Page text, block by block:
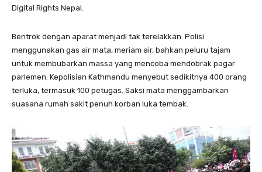
Digital Rights Nepal.
Bentrok dengan aparat menjadi tak terelakkan. Polisi
menggunakan gas air mata, meriam air, bahkan peluru tajam
untuk membubarkan massa yang mencoba mendobrak pagar
parlemen. Kepolisian Kathmandu menyebut sedikitnya 400 orang
terluka, termasuk 100 petugas. Saksi mata menggambarkan
suasana rumah sakit penuh korban luka tembak.